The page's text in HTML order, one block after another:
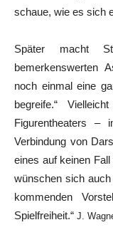
schaue, wie es sich
Später macht
bemerkenswerten
noch einmal eine
begreife.“
Figurentheaters –
Verbindung von
eines auf keinen
wünschen sich
kommenden
Spielfreiheit.“ J.